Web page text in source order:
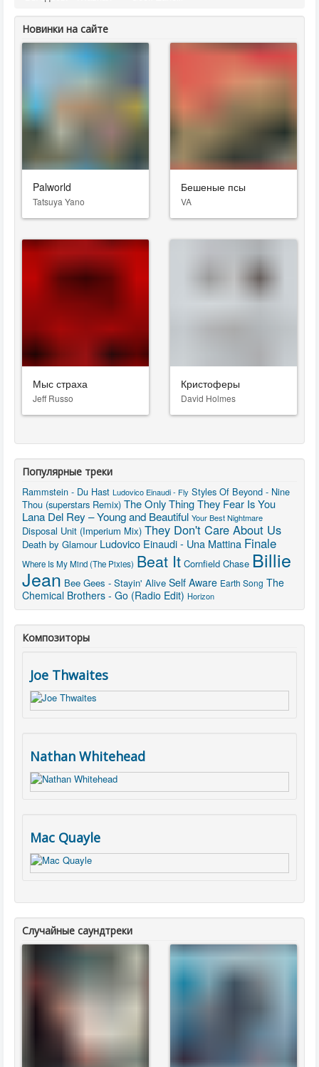
Новинки на сайте
Palworld
Tatsuya Yano
Бешеные псы
VA
Мыс страха
Jeff Russo
Кристоферы
David Holmes
Популярные треки
Rammstein - Du Hast Ludovico Einaudi - Fly Styles Of Beyond - Nine
Thou (superstars Remix) The Only Thing They Fear Is You
Lana Del Rey – Young and Beautiful Your Best Nightmare
Disposal Unit (Imperium Mix) They Don't Care About Us
Death by Glamour Ludovico Einaudi - Una Mattina Finale
Where Is My Mind (The Pixies) Beat It Cornfield Chase Billie
Jean Bee Gees - Stayin' Alive Self Aware Earth Song The
Chemical Brothers - Go (Radio Edit) Horizon
Композиторы
Joe Thwaites
Nathan Whitehead
Mac Quayle
Случайные саундтреки